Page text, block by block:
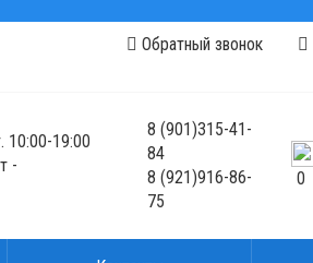
Обратный звонок
10:00-19:00
-
8(901)315-41-
84
8(921)916-86-
75
0